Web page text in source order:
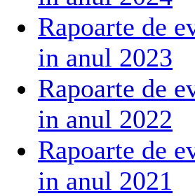
Rapoarte de
in anul 2023
Rapoarte de
in anul 2022
Rapoarte de
in anul 2021